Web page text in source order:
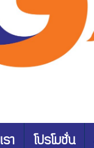
รา โปรโมชั่น